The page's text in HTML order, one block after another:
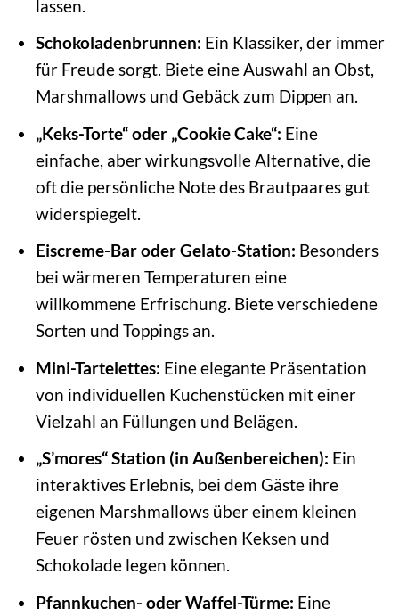
lassen.
Schokoladenbrunnen: Ein Klassiker, der immer
für Freude sorgt. Biete eine Auswahl an Obst,
Marshmallows und Gebäck zum Dippen an.
„Keks-Torte“ oder „Cookie Cake“: Eine
einfache, aber wirkungsvolle Alternative, die
oft die persönliche Note des Brautpaares gut
widerspiegelt.
Eiscreme-Bar oder Gelato-Station: Besonders
bei wärmeren Temperaturen eine
willkommene Erfrischung. Biete verschiedene
Sorten und Toppings an.
Mini-Tartelettes: Eine elegante Präsentation
von individuellen Kuchenstücken mit einer
Vielzahl an Füllungen und Belägen.
„S’mores“ Station (in Außenbereichen): Ein
interaktives Erlebnis, bei dem Gäste ihre
eigenen Marshmallows über einem kleinen
Feuer rösten und zwischen Keksen und
Schokolade legen können.
Pfannkuchen- oder Waffel-Türme: Eine